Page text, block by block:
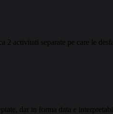
activitati separate pe care le
dar in forma data e